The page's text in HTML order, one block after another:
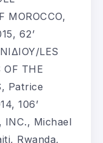
MOROCCO,
62’
LES
OF THE
Patrice
106’
INC., Michael
Rwanda,